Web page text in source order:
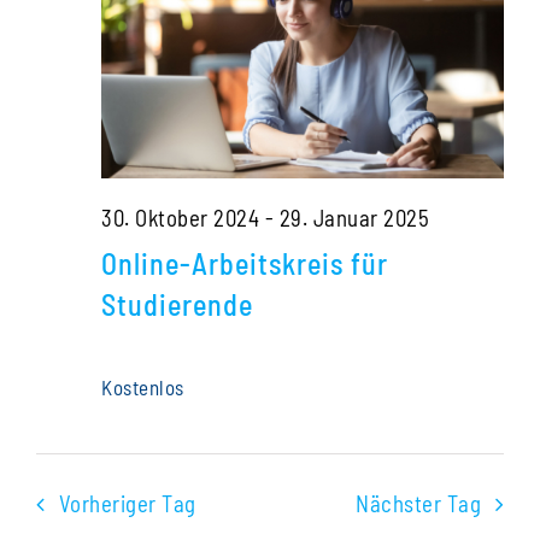
2024
Online-Arbeitskreis für
Studierende
30. Oktober 2024 - 29. Januar 2025
Kostenlos
Vorheriger Tag Nächster Tag